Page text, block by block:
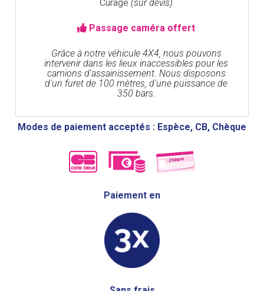
Curage (sur devis)
Passage caméra offert
Grâce à notre véhicule 4X4, nous pouvons
intervenir dans les lieux inaccessibles pour les
camions d'assainissement. Nous disposons
d'un furet de 100 mètres, d'une puissance de
350 bars.
Modes de paiement acceptés : Espèce, CB, Chèque
Paiement en